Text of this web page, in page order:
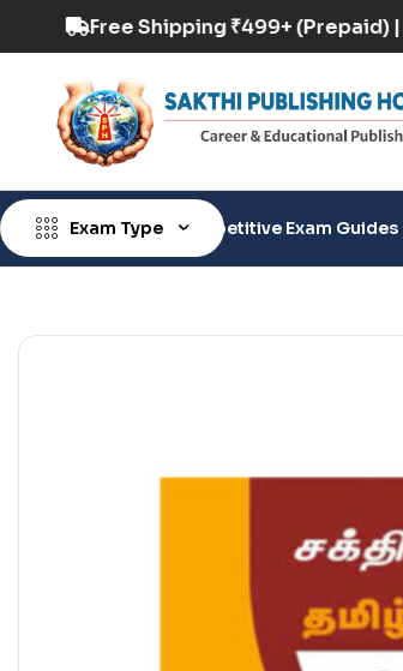
Option Available Free
Exam Type Competitive Exam Guides